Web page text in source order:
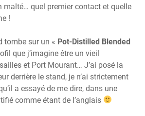
malté… quel premier contact et quelle
!
tombe sur un « Pot-Distilled Blended
que j’imagine être un vieil
et Port Mourant… J’ai posé la
derrière le stand, je n’ai strictement
a essayé de me dire, dans une
comme étant de l’anglais